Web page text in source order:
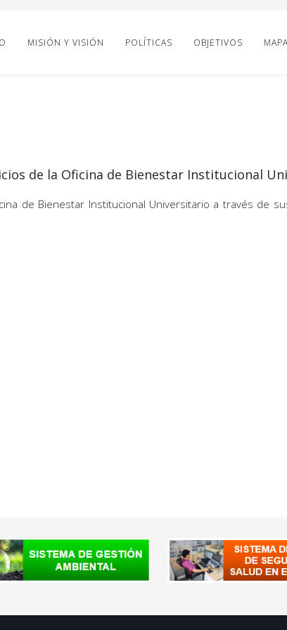
MISIÓN Y VISIÓN POLÍTICAS OBJETIVOS
de la Oficina de Bienestar Institucional
de Bienestar Institucional Universitario a través de